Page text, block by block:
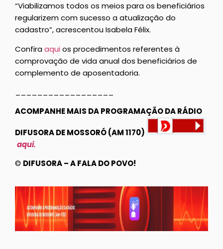
“Viabilizamos todos os meios para os beneficiários
regularizem com sucesso a atualização do
cadastro”, acrescentou Isabela Félix.
Confiraaqui os procedimentos referentes à
comprovação de vida anual dos beneficiários de
complemento de aposentadoria.
ACOMPANHE MAIS DA PROGRAMAÇÃO DA RÁDIO
DIFUSORA DE MOSSORÓ (AM 1170)
aqui.
© DIFUSORA – A FALA DO POVO!